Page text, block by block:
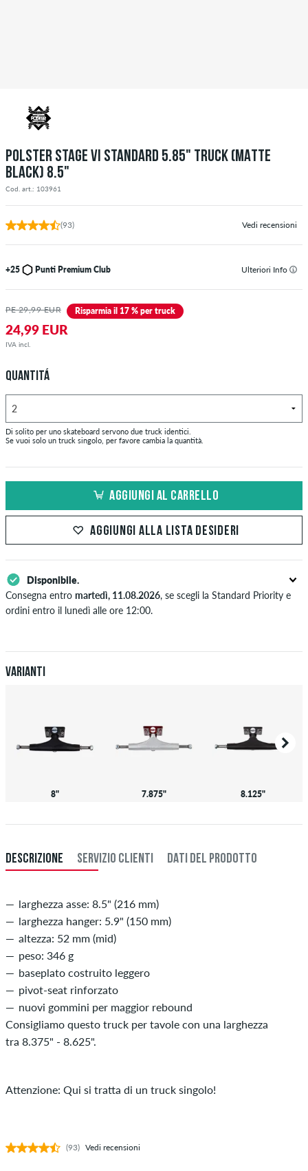
POLSTER STAGE VI STANDARD 5.85" TRUCK (MATTE
BLACK) 8.5"
Cod. art.: 103961
(93) Vedi recensioni
+25 Punti Premium Club Ulteriori Info
PE 29,99 EUR Risparmia il 17 % per truck
24,99 EUR
IVA incl.
QUANTITÁ
Di solito per uno skateboard servono due truck identici.
Se vuoi solo un truck singolo, per favore cambia la quantità.
AGGIUNGI AL CARRELLO
AGGIUNGI ALLA LISTA DESIDERI
Disponibile.
Consegna entro martedì, 11.08.2026, se scegli la Standard Priority e
ordini entro il lunedì alle ore 12:00.
Varianti
8" 7.875" 8.125"
DESCRIZIONE SERVIZIO CLIENTI DATI DEL PRODOTTO
larghezza asse: 8.5" (216 mm)
larghezza hanger: 5.9" (150 mm)
altezza: 52 mm (mid)
peso: 346 g
baseplato costruito leggero
pivot-seat rinforzato
nuovi gommini per maggior rebound
Consigliamo questo truck per tavole con una larghezza
tra 8.375" - 8.625".
Attenzione: Qui si tratta di un truck singolo!
(93) Vedi recensioni